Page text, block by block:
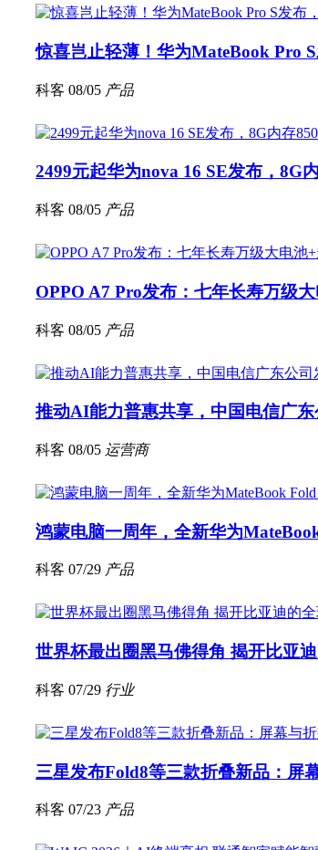
惊喜岂止轻薄！华为MateBook Pro
科客 08/05 产品
2499元起华为nova 16 SE发布，8G
科客 08/05 产品
OPPO A7 Pro发布：七年长寿万级
科客 08/05 产品
推动AI能力普惠共享，中国电信广
科客 08/05 运营商
鸿蒙电脑一周年，全新华为
科客 07/29 产品
世界杯最出圈黑马佛得角 揭开比亚
科客 07/29 行业
三星发布Fold8等三款折叠新品：屏
科客 07/23 产品